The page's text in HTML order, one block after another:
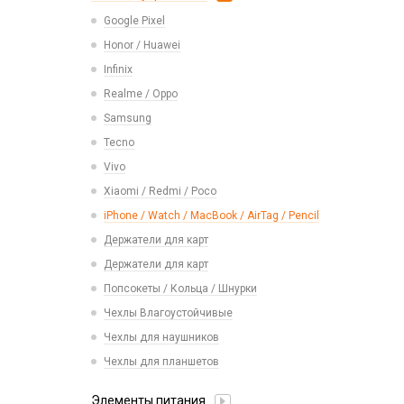
Расходные материалы
Ремешки Samsung 46mm/Huawei
46mm/Amazfit GTR (22mm)
Смарт часы
Умные детские часы
Шармы для ремешков Watch Series
Samsung
Tecno
Vivo
Xiaomi/ Redmi/ Poco
Монтажные комплекты и салфетки
На камеру/на динамик
Экшн камеры
USB 2.0
USB 3.0 / 3.1 /3.2
Карты памяти
Google Pixel
Honor / Huawei
Infinix
Realme / Oppo
Samsung
Tecno
Vivo
Xiaomi / Redmi / Poco
iPhone / Watch / MacBook / AirTag / Pencil
Держатели для карт
Держатели для карт
Попсокеты / Кольца / Шнурки
Чехлы Влагоустойчивые
Чехлы для наушников
Чехлы для планшетов
Элементы питания